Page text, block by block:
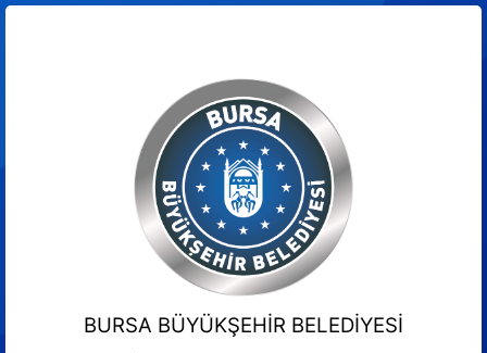
BURSA BÜYÜKŞEHİR BELEDİYESİ